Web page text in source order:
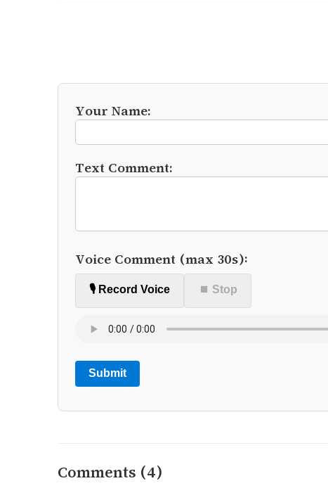
Your Name:
Text Comment:
Voice Comment (max 30s):
🎙️ Record Voice ⏹ Stop
Submit
Comments (4)